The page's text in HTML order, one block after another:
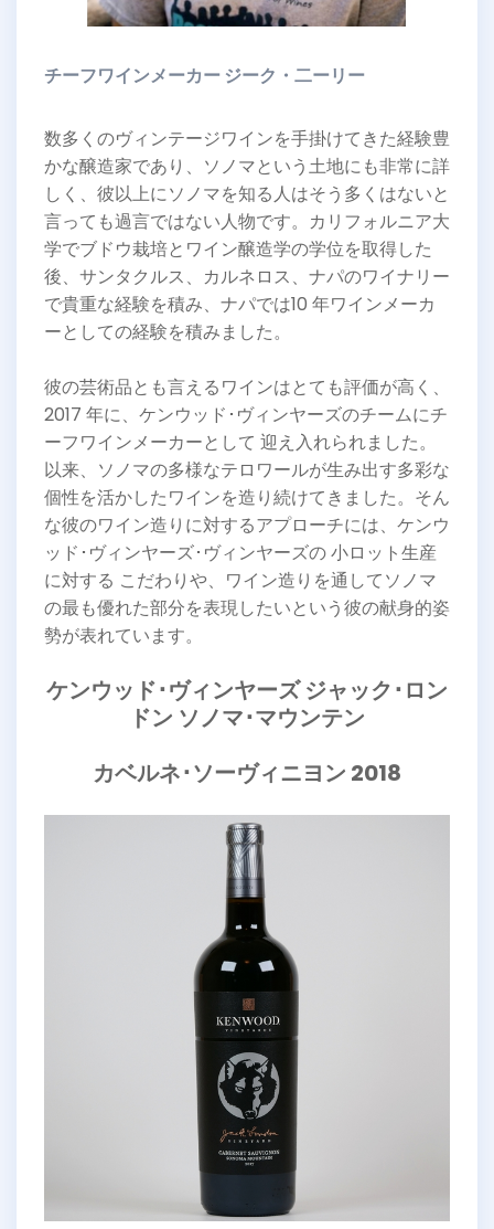
チーフワインメーカー ジーク・二ーリー
数多くのヴィンテージワインを手掛けてきた経験豊
かな醸造家であり、ソノマという土地にも非常に詳
しく、彼以上にソノマを知る人はそう多くはないと
言っても過言ではない人物です。カリフォルニア大
学でブドウ栽培とワイン醸造学の学位を取得した
後、サンタクルス、カルネロス、ナパのワイナリー
で貴重な経験を積み、ナパでは10 年ワインメーカ
ーとしての経験を積みました。
彼の芸術品とも言えるワインはとても評価が高く、
2017 年に、ケンウッド･ヴィンヤーズのチームにチ
ーフワインメーカーとして 迎え入れられました。
以来、ソノマの多様なテロワールが生み出す多彩な
個性を活かしたワインを造り続けてきました。そん
な彼のワイン造りに対するアプローチには、ケンウ
ッド･ヴィンヤーズ･ヴィンヤーズの 小ロット生産
に対する こだわりや、ワイン造りを通してソノマ
の最も優れた部分を表現したいという彼の献身的姿
勢が表れています。
ケンウッド･ヴィンヤーズ ジャック･ロン
ドン ソノマ･マウンテン
カベルネ･ソーヴィニヨン 2018